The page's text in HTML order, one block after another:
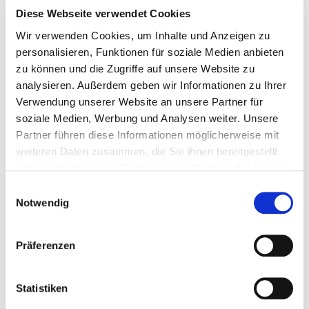
Diese Webseite verwendet Cookies
Wir verwenden Cookies, um Inhalte und Anzeigen zu
personalisieren, Funktionen für soziale Medien anbieten
zu können und die Zugriffe auf unsere Website zu
analysieren. Außerdem geben wir Informationen zu Ihrer
Verwendung unserer Website an unsere Partner für
soziale Medien, Werbung und Analysen weiter. Unsere
Partner führen diese Informationen möglicherweise mit
weiteren Daten zusammen, die Sie ihnen bereitgestellt
Notwendig
Präferenzen
Statistiken
DIESEN BEITRAG TEILEN
Die Konsumenten kämpfen schon viel zu lange mit den
schwachen Konjunktur. Gleichzeitig steht bei den
Händlern Kostenkontrolle und Effizienzsteigerung mehr